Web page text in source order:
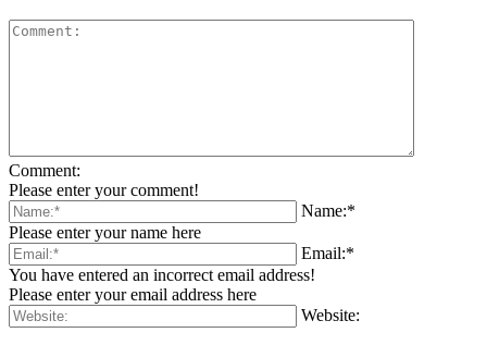
Comment:
Please enter your comment!
Name:*
Please enter your name here
Email:*
You have entered an incorrect email address!
Please enter your email address here
Website: